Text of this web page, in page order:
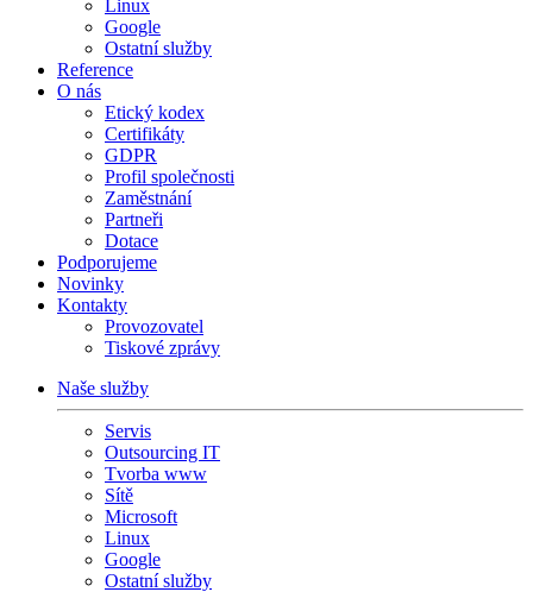
Linux
Google
Ostatní služby
Reference
O nás
Etický kodex
Certifikáty
GDPR
Profil společnosti
Zaměstnání
Partneři
Dotace
Podporujeme
Novinky
Kontakty
Provozovatel
Tiskové zprávy
Naše služby
Servis
Outsourcing IT
Tvorba www
Sítě
Microsoft
Linux
Google
Ostatní služby